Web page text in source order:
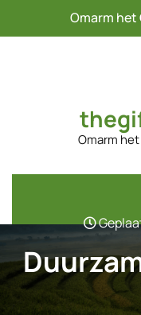
Omarm het
Omarm